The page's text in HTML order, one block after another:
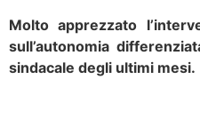
Molto apprezzato
sull’autonomia
sindacale degli ultimi mesi.